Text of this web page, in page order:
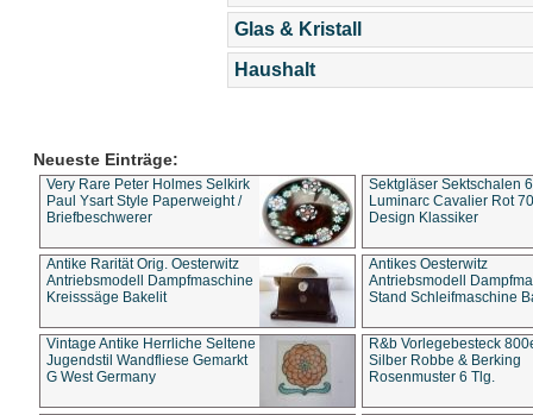
Glas & Kristall
Haushalt
Neueste Einträge:
Very Rare Peter Holmes Selkirk
Paul Ysart Style Paperweight /
Briefbeschwerer
Sektgläser Sektschalen
Luminarc Cavalier Rot
Design Klassiker
Antike Rarität Orig. Oesterwitz
Antriebsmodell Dampfmaschine
Kreisssäge Bakelit
Antikes Oesterwitz
Antriebsmodell
Stand Schleifmaschine
Vintage Antike Herrliche Seltene
Jugendstil Wandfliese Gemarkt
G West Germany
R&b Vorlegebesteck
Silber Robbe & Berking
Rosenmuster 6 Tlg.